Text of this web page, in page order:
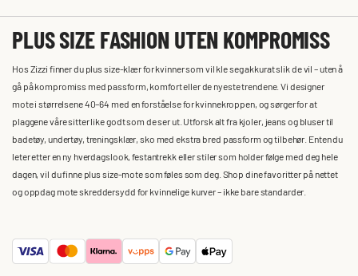
PLUS SIZE FASHION UTEN KOMPROMISS
Hos Zizzi finner du plus size-klær for kvinner som vil kle seg akkurat slik de vil – uten å
gå på kompromiss med passform, komfort eller de nyeste trendene. Vi designer
mote i størrelsene 40–64 med en forståelse for kvinnekroppen, og sørger for at
plaggene våre sitter like godt som de ser ut. Utforsk alt fra kjoler, jeans og bluser til
badetøy, undertøy, treningsklær, sko med ekstra bred passform og tilbehør. Enten du
leter etter en ny hverdagslook, festantrekk eller stiler som holder følge med deg hele
dagen, vil du finne plus size-mote som føles som deg. Shop dine favoritter på nettet
og oppdag mote skreddersydd for kvinnelige kurver – ikke bare standarder.